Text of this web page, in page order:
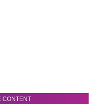
CONTENT